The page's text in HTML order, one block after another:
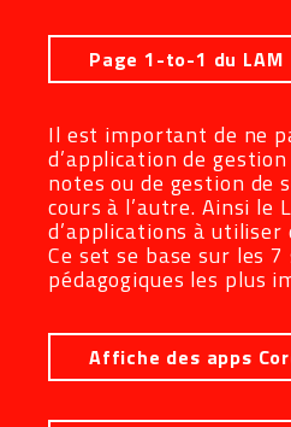
Page 1-to-1 du LAM
Il est important de ne
d’application de
notes ou de gestion de
cours à l’autre. Ainsi le
d’applications à utiliser
Ce set se base sur les
pédagogiques les plus
Affiche des apps